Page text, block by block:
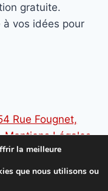
gratuite.
à vos idées pour
Rue Fougnet,
Mentions Légales
la meilleure
que nous utilisons ou